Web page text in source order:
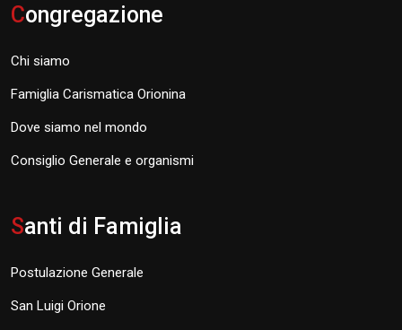
Congregazione
Chi siamo
Famiglia Carismatica Orionina
Dove siamo nel mondo
Consiglio Generale e organismi
Santi di Famiglia
Postulazione Generale
San Luigi Orione